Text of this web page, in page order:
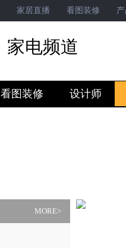
家居直播 看图装修
家电频道
看图装修 设计师
MORE>